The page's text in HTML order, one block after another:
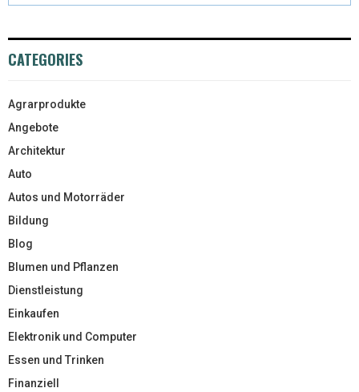
CATEGORIES
Agrarprodukte
Angebote
Architektur
Auto
Autos und Motorräder
Bildung
Blog
Blumen und Pflanzen
Dienstleistung
Einkaufen
Elektronik und Computer
Essen und Trinken
Finanziell